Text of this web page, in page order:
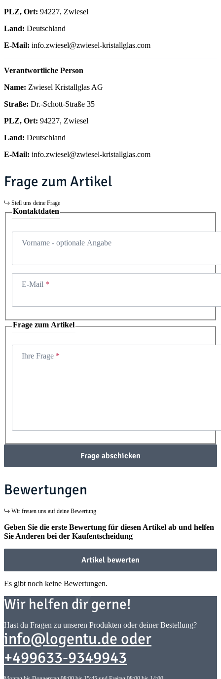
PLZ, Ort: 94227, Zwiesel
Land: Deutschland
E-Mail: info.zwiesel@zwiesel-kristallglas.com
Verantwortliche Person
Name: Zwiesel Kristallglas AG
Straße: Dr.-Schott-Straße 35
PLZ, Ort: 94227, Zwiesel
Land: Deutschland
E-Mail: info.zwiesel@zwiesel-kristallglas.com
Frage zum Artikel
Stell uns deine Frage
Kontaktdaten
Vorname - optionale Angabe
E-Mail
Frage zum Artikel
Ihre Frage
Frage abschicken
Bewertungen
Wir freuen uns auf deine Bewertung
Geben Sie die erste Bewertung für diesen Artikel ab und helfen
Sie Anderen bei der Kaufentscheidung
Artikel bewerten
Es gibt noch keine Bewertungen.
Wir helfen dir gerne!
Hast du Fragen zu unseren Produkten oder deiner Bestellung?
info@logentu.de oder
+499633-9349943